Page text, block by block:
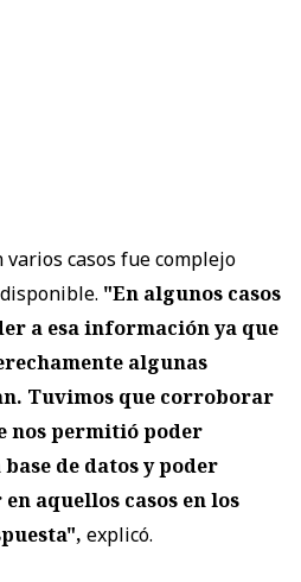
casos fue complejo
"En algunos casos
a esa información ya que
algunas
Tuvimos que corroborar
nos permitió poder
de datos y poder
aquellos casos en los
explicó.